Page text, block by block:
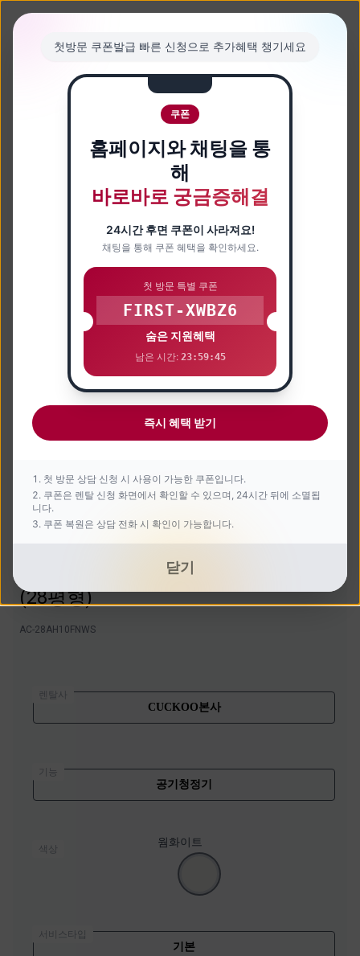
인스퓨어 헤리티지 공기청정기
(28평형)
AC-28AH10FNWS
CUCKOO본사
렌탈사
공기청정기
기능
웜화이트
색상
기본
서비스타입
첫방문 쿠폰발급 빠른 신청으로 추가혜택 챙기세요
쿠폰
홈페이지와 채팅을 통
해
바로바로 궁금증해결
24시간 후면 쿠폰이 사라져요!
채팅을 통해 쿠폰 혜택을 확인하세요.
첫 방문 특별 쿠폰
FIRST-XWBZ6
숨은 지원혜택
남은 시간: 23:59:44
즉시 혜택 받기
첫 방문 상담 신청 시 사용이 가능한 쿠폰입니다.
쿠폰은 렌탈 신청 화면에서 확인할 수 있으며, 24시간 뒤에 소멸됩
니다.
쿠폰 복원은 상담 전화 시 확인이 가능합니다.
닫기